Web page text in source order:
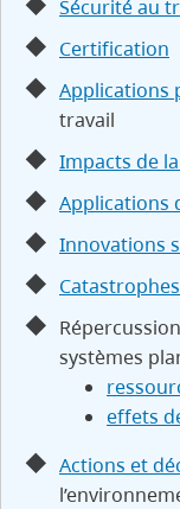
Sécurité au
Certification
Applications
travail
Impacts de
Applications
Innovations
systèmes
effets
Actions et